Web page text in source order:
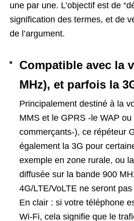
une par une. L’objectif est de
signification des termes, et de
de l’argument.
Compatible avec la
MHz), et parfois la
Principalement destiné à la
MMS et le GPRS -le WAP
commerçants-), ce répéteur
également la 3G pour
exemple en zone rurale, ou
diffusée sur la bande 900
4G/LTE/VoLTE ne seront
En clair : si votre téléphone
Wi-Fi, cela signifie que le